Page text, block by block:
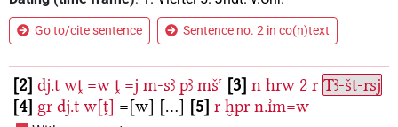
Go to/cite sentence Sentence no. 2 in co(n)text
2 dj.t wṱ =w ṱ =j m-sꜣ pꜣ mšꜥ 3 n hrw 2 r Tꜣ-št-rsj
4 gr dj.t w[ṱ] =[w] [...] 5 r ḫpr n.ı͗m=w